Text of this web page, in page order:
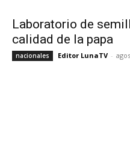
Laboratorio de
calidad de la papa
nacionales Editor LunaTV -